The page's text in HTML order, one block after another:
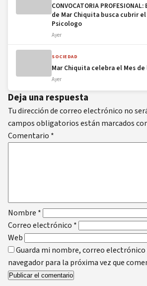
CONVOCATORIA
de Mar Chiquita busca cubrir
Psicologo
Ayer
SOCIEDAD
Mar Chiquita celebra el Mes
Ayer
Deja una respuesta
Tu dirección de correo electrónico no
campos obligatorios están marcados
Comentario *
Nombre *
Correo electrónico *
Web
Guarda mi nombre, correo electrónico
navegador para la próxima vez que